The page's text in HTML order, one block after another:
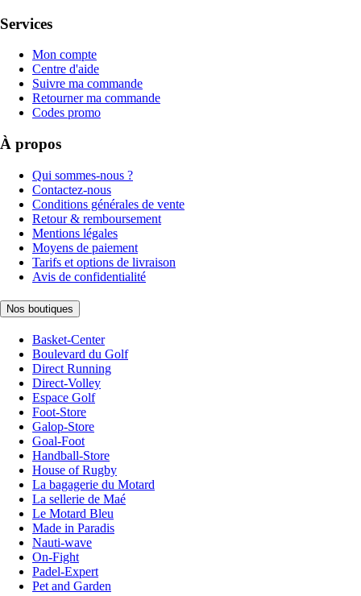
Services
Mon compte
Centre d'aide
Suivre ma commande
Retourner ma commande
Codes promo
À propos
Qui sommes-nous ?
Contactez-nous
Conditions générales de vente
Retour & remboursement
Mentions légales
Moyens de paiement
Tarifs et options de livraison
Avis de confidentialité
Nos boutiques
Basket-Center
Boulevard du Golf
Direct Running
Direct-Volley
Espace Golf
Foot-Store
Galop-Store
Goal-Foot
Handball-Store
House of Rugby
La bagagerie du Motard
La sellerie de Maé
Le Motard Bleu
Made in Paradis
Nauti-wave
On-Fight
Padel-Expert
Pet and Garden